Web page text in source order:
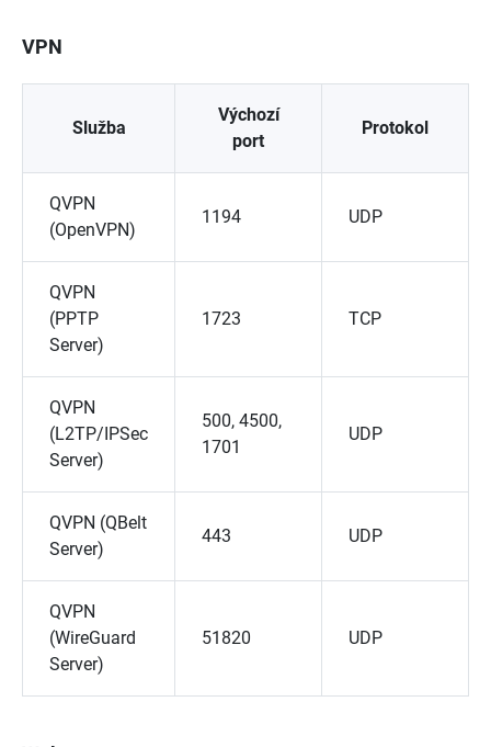
VPN
Služba
Výchozí
port
Protokol
QVPN
(OpenVPN)
1194 UDP
QVPN
(PPTP
Server)
1723 TCP
QVPN
(L2TP/IPSec
Server)
500, 4500,
1701
UDP
QVPN (QBelt
Server)
443 UDP
QVPN
(WireGuard
Server)
51820 UDP